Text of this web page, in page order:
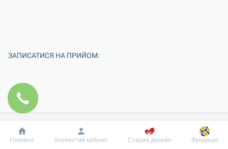
ЗАПИСАТИСЯ НА ПРИЙОМ:
Добробут Інформація Пацієнту
Головна Особистий кабінет Старий дизайн Фундація